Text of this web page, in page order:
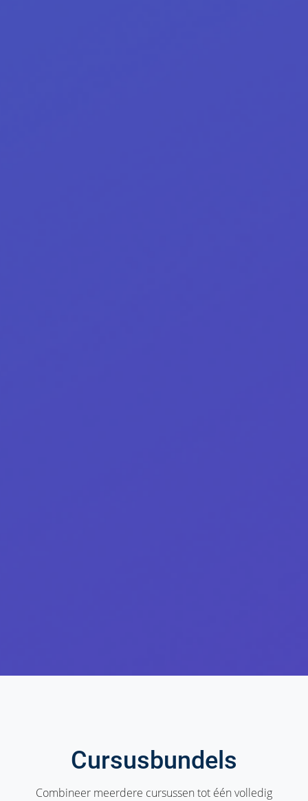
Cursusbundels
Combineer meerdere cursussen tot één volledig